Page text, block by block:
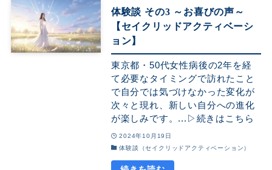
体験談 その3 ～お喜びの声～
【セイクリッドアクティベーシ
ョン】
東京都・50代女性病後の2年を経
て必要なタイミングで訪れたこと
で自分では気づけなかった変化が
次々と現れ、新しい自分への進化
が楽しみです。...▷続きはこちら
2024年10月19日
体験談（セイクリッドアクティベーション）